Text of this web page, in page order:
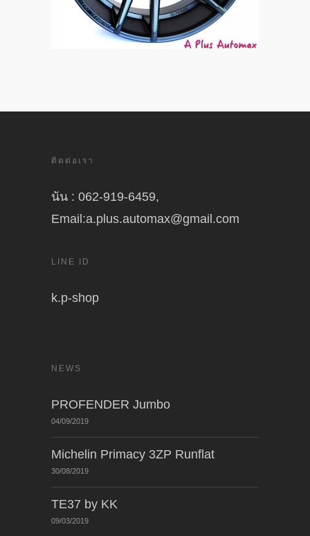
ติดต่อเรา
นัน : 062-919-6459,
Email:a.plus.automax@gmail.com
LINE ID
k.p-shop
NEWS
PROFENDER Jumbo
04/09/2019
Michelin Primacy 3ZP Runflat
30/08/2019
TE37 by KK
09/03/2019